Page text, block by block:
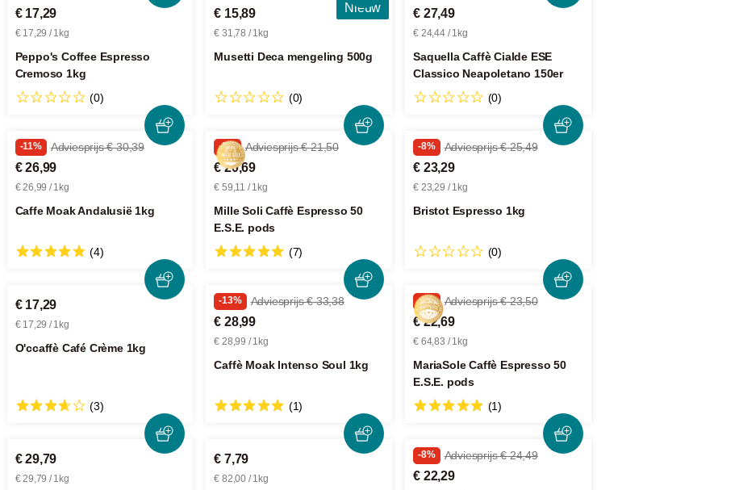
€ 17,29
€ 17,29 / 1kg
Peppo's Coffee Espresso
Cremoso 1kg
(0)
Nieuw
€ 15,89
€ 31,78 / 1kg
Musetti Deca mengeling 500g
(0)
€ 27,49
€ 24,44 / 1kg
Saquella Caffè Cialde ESE
Classico Neapoletano 150er
(0)
-11% Adviesprijs € 30,39
€ 26,99
€ 26,99 / 1kg
Caffe Moak Andalusië 1kg
(4)
-3% Adviesprijs € 21,50
€ 20,69
€ 59,11 / 1kg
Mille Soli Caffè Espresso 50
E.S.E. pods
(7)
-8% Adviesprijs € 25,49
€ 23,29
€ 23,29 / 1kg
Bristot Espresso 1kg
(0)
€ 17,29
€ 17,29 / 1kg
O'ccaffè Café Crème 1kg
(3)
-13% Adviesprijs € 33,38
€ 28,99
€ 28,99 / 1kg
Caffè Moak Intenso Soul 1kg
(1)
-3% Adviesprijs € 23,50
€ 22,69
€ 64,83 / 1kg
MariaSole Caffè Espresso 50
E.S.E. pods
(1)
€ 29,79
€ 29,79 / 1kg
€ 7,79
€ 82,00 / 1kg
-8% Adviesprijs € 24,49
€ 22,29